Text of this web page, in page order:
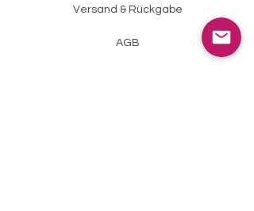
Versand & Rückgabe
AGB